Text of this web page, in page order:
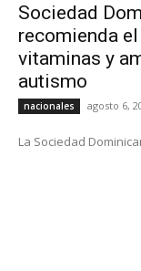
Sociedad
recomienda
vitaminas y
autismo
nacionales agosto 6,
La Sociedad